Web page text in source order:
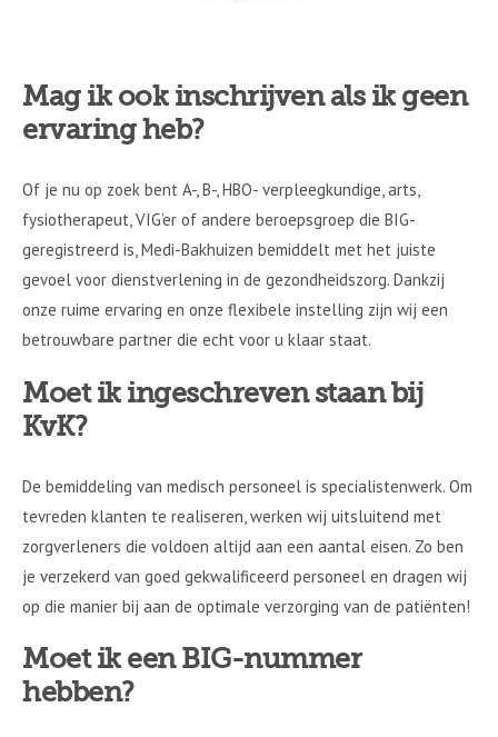
Mag ik ook inschrijven als ik geen
ervaring heb?
Of je nu op zoek bent A-, B-, HBO- verpleegkundige, arts,
fysiotherapeut, VIG’er of andere beroepsgroep die BIG-
geregistreerd is, Medi-Bakhuizen bemiddelt met het juiste
gevoel voor dienstverlening in de gezondheidszorg. Dankzij
onze ruime ervaring en onze flexibele instelling zijn wij een
betrouwbare partner die echt voor u klaar staat.
Moet ik ingeschreven staan bij
KvK?
De bemiddeling van medisch personeel is specialistenwerk. Om
tevreden klanten te realiseren, werken wij uitsluitend met
zorgverleners die voldoen altijd aan een aantal eisen. Zo ben
je verzekerd van goed gekwalificeerd personeel en dragen wij
op die manier bij aan de optimale verzorging van de patiënten!
Moet ik een BIG-nummer
hebben?